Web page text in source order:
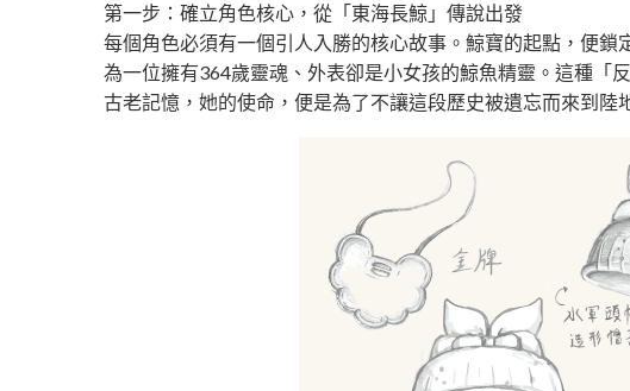
第一步：確立角色核心，從「東海長鯨」傳說出發
每個角色必須有一個引人入勝的核心故事。鯨寶的起點，便
為一位擁有364歲靈魂、外表卻是小女孩的鯨魚精靈。這種「
古老記憶，她的使命，便是為了不讓這段歷史被遺忘而來到陸